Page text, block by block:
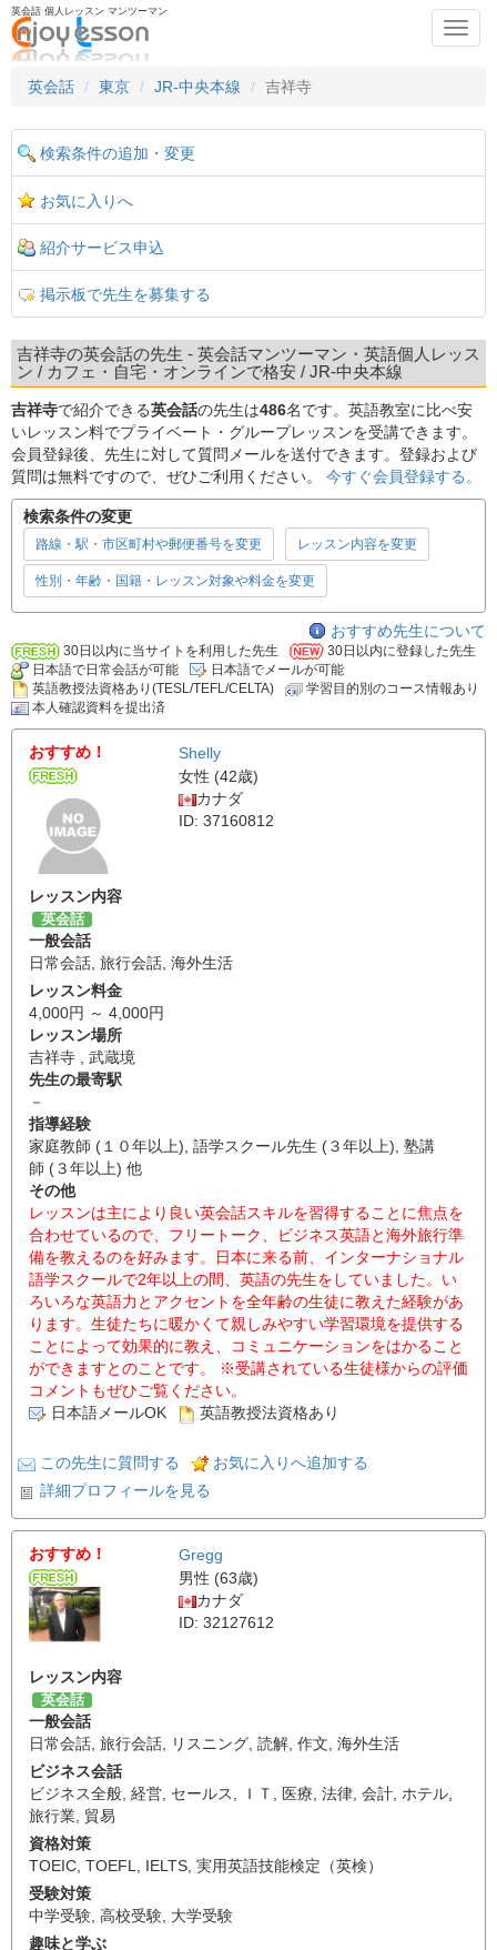
英会話 個人レッスン マンツーマン
英会話
東京 JR-中央本線 吉祥寺
検索条件の追加・変更
お気に入りへ
紹介サービス申込
掲示板で先生を募集する
吉祥寺の英会話の先生 - 英会話マンツーマン・英語個人レッス
ン / カフェ・自宅・オンラインで格安 / JR-中央本線
吉祥寺で紹介できる英会話の先生は486名です。英語教室に比べ安
いレッスン料でプライベート・グループレッスンを受講できます。
会員登録後、先生に対して質問メールを送付できます。登録および
質問は無料ですので、ぜひご利用ください。 今すぐ会員登録する。
検索条件の変更
路線・駅・市区町村や郵便番号を変更 レッスン内容を変更
性別・年齢・国籍・レッスン対象や料金を変更
おすすめ先生について
30日以内に当サイトを利用した先生
30日以内に登録した先生
日本語で日常会話が可能
日本語でメールが可能
英語教授法資格あり(TESL/TEFL/CELTA)
学習目的別のコース情報あり
本人確認資料を提出済
おすすめ！
Shelly
女性 (42歳)
カナダ
ID: 37160812
レッスン内容
英会話
一般会話
日常会話, 旅行会話, 海外生活
レッスン料金
4,000円 ～ 4,000円
レッスン場所
吉祥寺 , 武蔵境
先生の最寄駅
－
指導経験
家庭教師 (１０年以上), 語学スクール先生 (３年以上), 塾講
師 (３年以上) 他
その他
レッスンは主により良い英会話スキルを習得することに焦点を
合わせているので、フリートーク、ビジネス英語と海外旅行準
備を教えるのを好みます。日本に来る前、インターナショナル
語学スクールで2年以上の間、英語の先生をしていました。い
ろいろな英語力とアクセントを全年齢の生徒に教えた経験があ
ります。生徒たちに暖かくて親しみやすい学習環境を提供する
ことによって効果的に教え、コミュニケーションをはかること
ができますとのことです。 ※受講されている生徒様からの評価
コメントもぜひご覧ください。
日本語メールOK
英語教授法資格あり
この先生に質問する
お気に入りへ追加する
詳細プロフィールを見る
おすすめ！
Gregg
男性 (63歳)
カナダ
ID: 32127612
レッスン内容
英会話
一般会話
日常会話 旅行会話 リスニング 読解 作文 海外生活
ビジネス会話
ビジネス全般 経営 セールス ＩＴ 医療 法律 会計 ホテル
旅行業 貿易
資格対策
TOEIC TOEFL IELTS 実用英語技能検定（英検）
受験対策
中学受験 高校受験 大学受験
趣味と学ぶ